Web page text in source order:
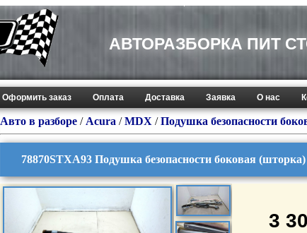
АВТОРАЗБОРКА ПИТ
Оформить заказ Оплата Доставка Заявка О нас
Авто в разборе / Acura /MDX /Подушка безопасности
78870STXA93 Подушка безопасности боковая
3